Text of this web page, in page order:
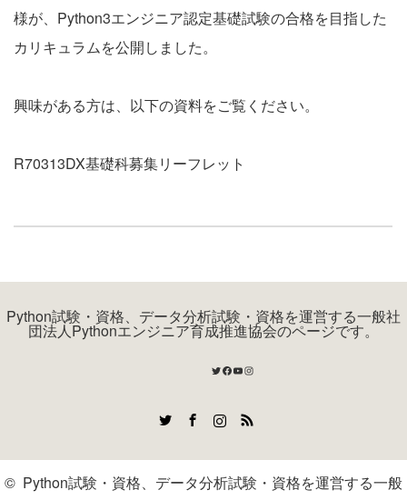
様が、Python3エンジニア認定基礎試験の合格を目指した
カリキュラムを公開しました。
興味がある方は、以下の資料をご覧ください。
R70313DX基礎科募集リーフレット
Python試験・資格、データ分析試験・資格を運営する一般社
団法人Pythonエンジニア育成推進協会のページです。
Twitter
Facebook
YouTube
Instagram
RSS
© Python試験・資格、データ分析試験・資格を運営する一般